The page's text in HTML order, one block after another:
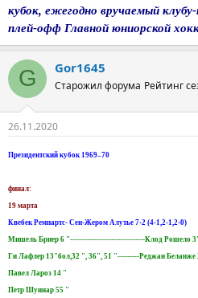
кубок, ежегодно вручаемый
плей-офф Главной юниорской
G Gor1645
Старожил форума Рейтинг
26.11.2020
Президентский кубок 1969–70
финал:
19 марта
Квебек Ремпартс- Сен-Жером Алутье 7-2 (4-1,2-1,2-0)
Мишель Бриер 6 "-------------------------------Клод Рошело
Ги Лафлер 13"бол,32 ", 36", 51 "---------Реджан Беланже
Павел Лароз 14 "
Петр Шуинар 55 "